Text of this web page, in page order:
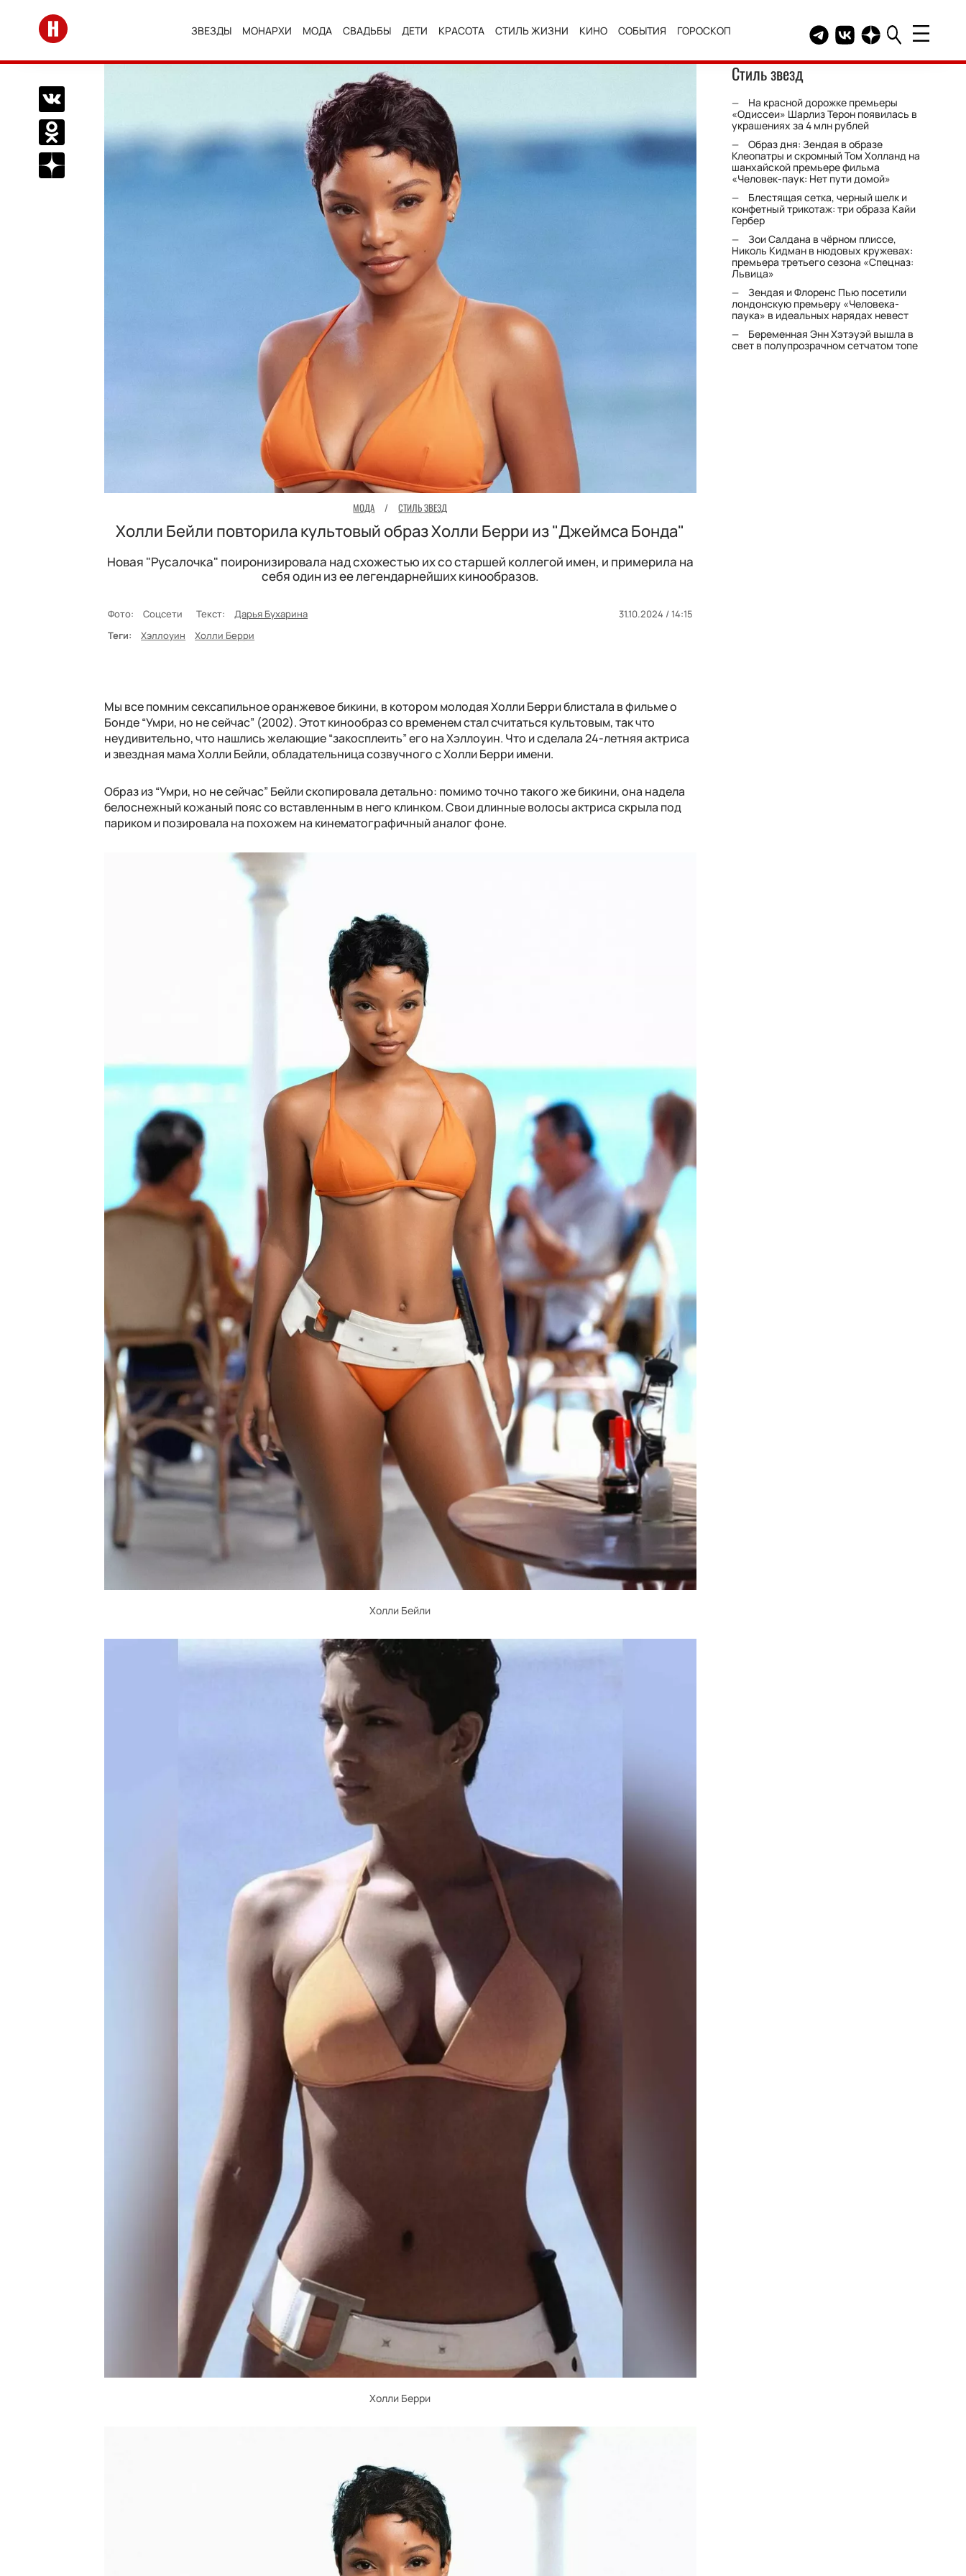
Перейти на главную
ЗВЕЗДЫ МОНАРХИ МОДА СВАДЬБЫ ДЕТИ КРАСОТА СТИЛЬ ЖИЗНИ КИНО СОБЫТИЯ ГОРОСКОП Telegram канал HELLO
Группа HELLO
Канал HELLO в
Поделиться Вконтакте
Поделиться в Одноклассниках
Подписаться на нас в Дзен
МОДА / СТИЛЬ ЗВЕЗД
Холли Бейли повторила культовый образ Холли Берри из "Джеймса Бонда"
Новая "Русалочка" поиронизировала над схожестью их со старшей коллегой имен, и примерила на
себя один из ее легендарнейших кинообразов.
Фото: Соцсети Текст: Дарья Бухарина
31.10.2024 / 14:15
Теги:
Хэллоуин Холли Берри
Мы все помним сексапильное оранжевое бикини, в котором молодая Холли Берри блистала в фильме о
Бонде “Умри, но не сейчас” (2002). Этот кинообраз со временем стал считаться культовым, так что
неудивительно, что нашлись желающие “закосплеить” его на Хэллоуин. Что и сделала 24-летняя актриса
и звездная мама Холли Бейли, обладательница созвучного с Холли Берри имени.
Образ из “Умри, но не сейчас” Бейли скопировала детально: помимо точно такого же бикини, она надела
белоснежный кожаный пояс со вставленным в него клинком. Свои длинные волосы актриса скрыла под
париком и позировала на похожем на кинематографичный аналог фоне.
Холли Бейли
Холли Берри
Стиль звезд
На красной дорожке премьеры
«Одиссеи» Шарлиз Терон появилась в
украшениях за 4 млн рублей
Образ дня: Зендая в образе
Клеопатры и скромный Том Холланд на
шанхайской премьере фильма
«Человек-паук: Нет пути домой»
Блестящая сетка, черный шелк и
конфетный трикотаж: три образа Кайи
Гербер
Зои Салдана в чёрном плиссе,
Николь Кидман в нюдовых кружевах:
премьера третьего сезона «Спецназ:
Львица»
Зендая и Флоренс Пью посетили
лондонскую премьеру «Человека-
паука» в идеальных нарядах невест
Беременная Энн Хэтэуэй вышла в
свет в полупрозрачном сетчатом топе